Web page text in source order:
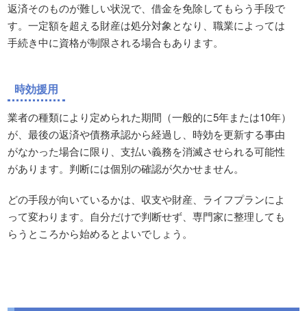
返済そのものが難しい状況で、借金を免除してもらう手段で
す。一定額を超える財産は処分対象となり、職業によっては
手続き中に資格が制限される場合もあります。
時効援用
業者の種類により定められた期間（一般的に5年または10年）
が、最後の返済や債務承認から経過し、時効を更新する事由
がなかった場合に限り、支払い義務を消滅させられる可能性
があります。判断には個別の確認が欠かせません。
どの手段が向いているかは、収支や財産、ライフプランによ
って変わります。自分だけで判断せず、専門家に整理しても
らうところから始めるとよいでしょう。